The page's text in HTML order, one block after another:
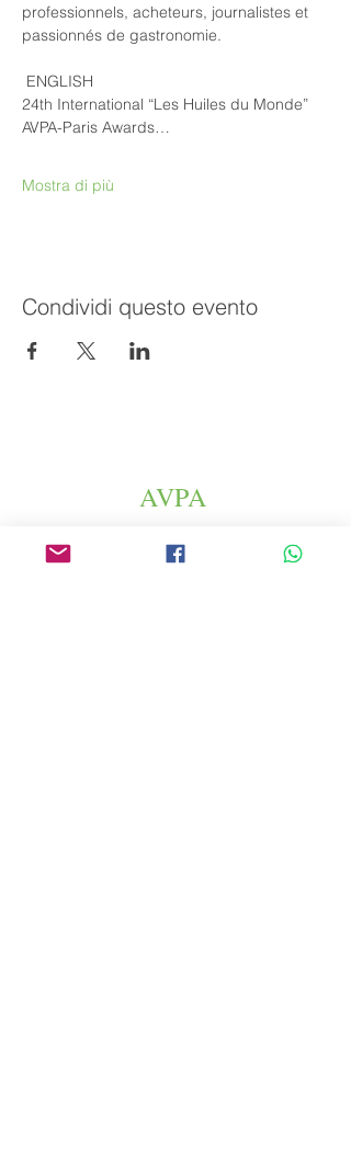
professionnels, acheteurs, journalistes et
passionnés de gastronomie.
ENGLISH
24th International “Les Huiles du Monde”
AVPA-Paris Awards…
Mostra di più
Condividi questo evento
AVPA
Agricoli